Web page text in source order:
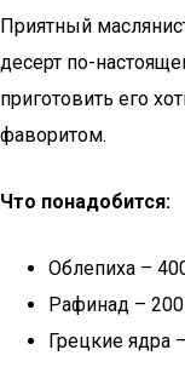
Приятный
десерт по-
приготовить его
фаворитом.
Что понадобится:
Облепиха –
Рафинад –
Грецкие ядра